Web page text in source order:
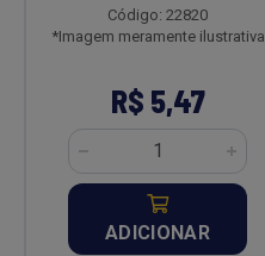
Código: 22820
*Imagem meramente ilustrativa
R$ 5,47
ADICIONAR